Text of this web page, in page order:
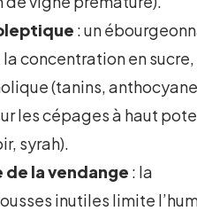
: un
concentration en
(tanins,
les cépages à haut
syrah).
la vendange : la
inutiles limite